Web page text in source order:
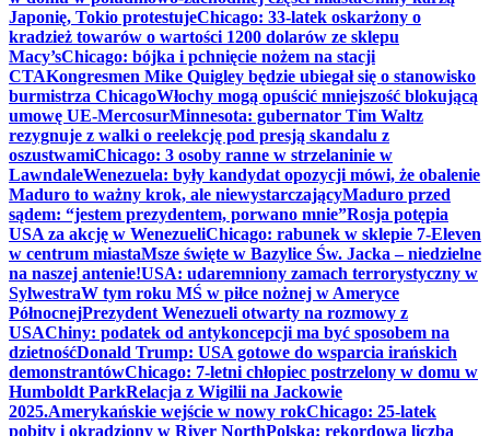
Japonię, Tokio protestujeChicago: 33-latek oskarżony o
kradzież towarów o wartości 1200 dolarów ze sklepu
Macy’sChicago: bójka i pchnięcie nożem na stacji
CTAKongresmen Mike Quigley będzie ubiegał się o stanowisko
burmistrza ChicagoWłochy mogą opuścić mniejszość blokującą
umowę UE-MercosurMinnesota: gubernator Tim Waltz
rezygnuje z walki o reelekcję pod presją skandalu z
oszustwamiChicago: 3 osoby ranne w strzelaninie w
LawndaleWenezuela: były kandydat opozycji mówi, że obalenie
Maduro to ważny krok, ale niewystarczającyMaduro przed
sądem: “jestem prezydentem, porwano mnie”Rosja potępia
USA za akcję w WenezueliChicago: rabunek w sklepie 7-Eleven
w centrum miastaMsze święte w Bazylice Św. Jacka – niedzielne
na naszej antenie!USA: udaremniony zamach terrorystyczny w
SylwestraW tym roku MŚ w piłce nożnej w Ameryce
PółnocnejPrezydent Wenezueli otwarty na rozmowy z
USAChiny: podatek od antykoncepcji ma być sposobem na
dzietnośćDonald Trump: USA gotowe do wsparcia irańskich
demonstrantówChicago: 7-letni chłopiec postrzelony w domu w
Humboldt ParkRelacja z Wigilii na Jackowie
2025.Amerykańskie wejście w nowy rokChicago: 25-latek
pobity i okradziony w River NorthPolska: rekordowa liczba